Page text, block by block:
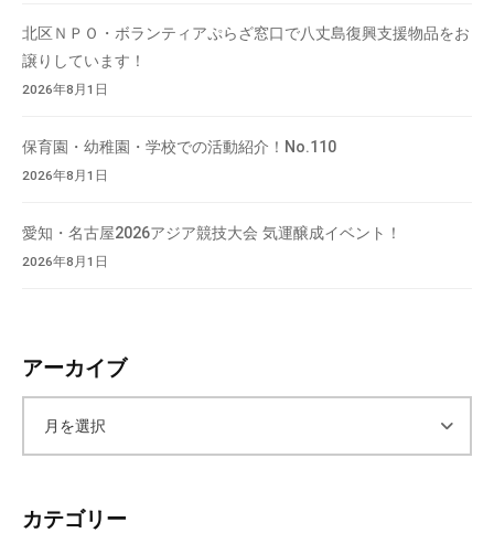
北区ＮＰＯ・ボランティアぷらざ窓口で八丈島復興支援物品をお
譲りしています！
2026年8月1日
保育園・幼稚園・学校での活動紹介！No.110
2026年8月1日
愛知・名古屋2026アジア競技大会 気運醸成イベント！
2026年8月1日
アーカイブ
カテゴリー